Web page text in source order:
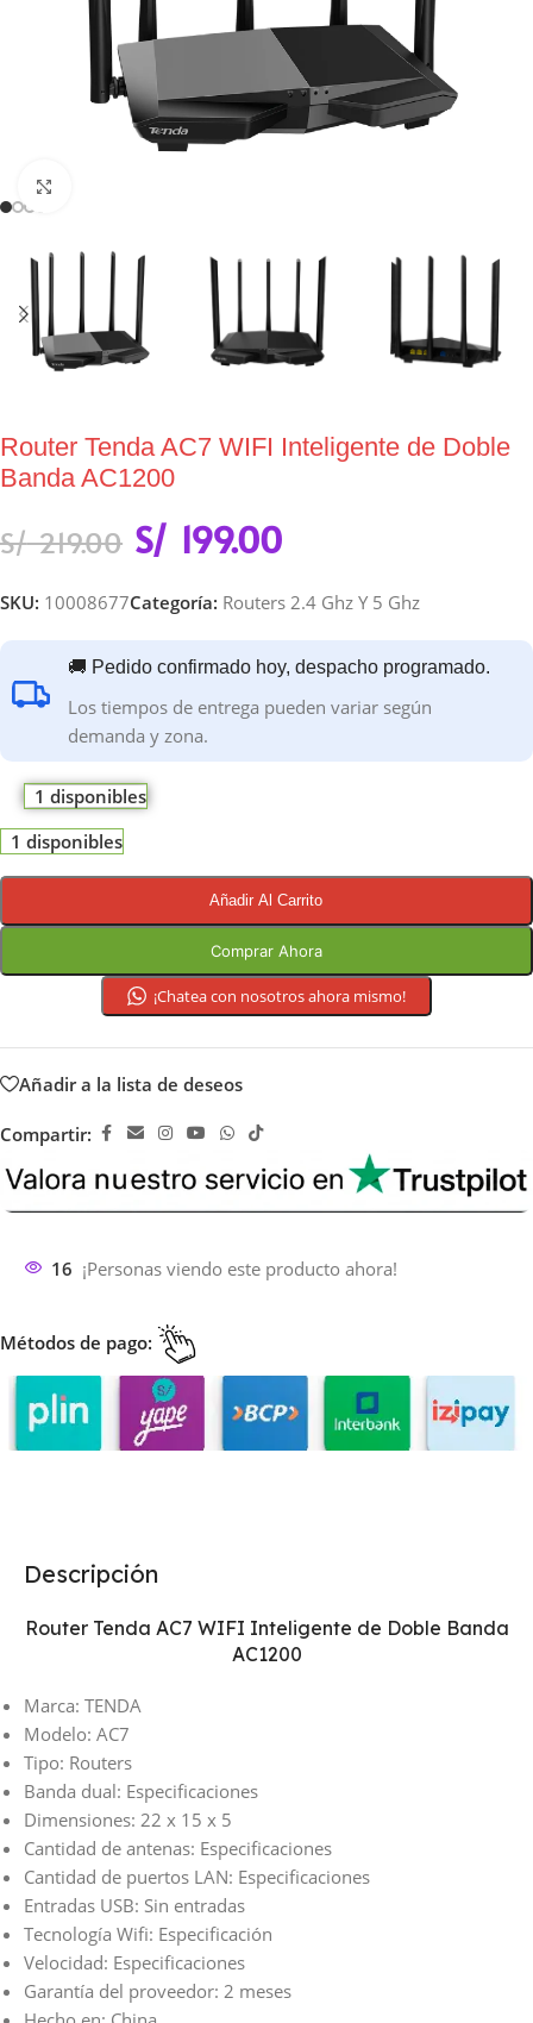
Router Tenda AC7 WIFI Inteligente de Doble
Banda AC1200
S/219.00 S/ 199.00
SKU: 10008677Categoría: Routers 2.4 Ghz Y 5 Ghz
🚚 Pedido confirmado hoy, despacho programado.
Los tiempos de entrega pueden variar según
demanda y zona.
1 disponibles
1 disponibles
Añadir Al Carrito
Comprar Ahora
¡Chatea con nosotros ahora mismo!
Añadir a la lista de deseos
Compartir:
16 ¡Personas viendo este producto ahora!
Métodos de pago:
Descripción
Router Tenda AC7 WIFI Inteligente de Doble Banda
AC1200
Marca: TENDA
Modelo: AC7
Tipo: Routers
Banda dual: Especificaciones
Dimensiones: 22 x 15 x 5
Cantidad de antenas: Especificaciones
Cantidad de puertos LAN: Especificaciones
Entradas USB: Sin entradas
Tecnología Wifi: Especificación
Velocidad: Especificaciones
Garantía del proveedor: 2 meses